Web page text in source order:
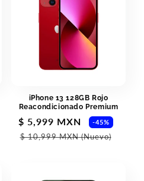
Regular
iPhone 13 128GB Rojo
Reacondicionado Premium
Sale
price
$ 5,999 MXN -45%
$ 10,999 MXN(Nuevo)